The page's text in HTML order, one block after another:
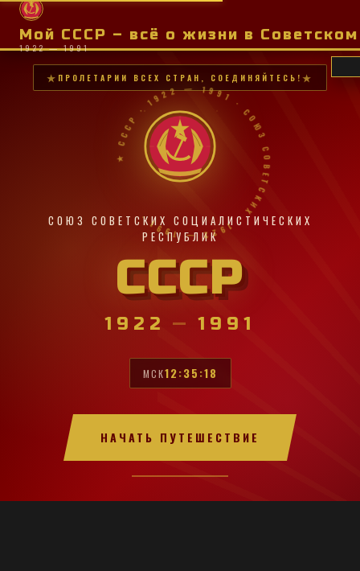
Мой СССР – всё о жизни в
1922 — 1991
ПРОЛЕТАРИИ ВСЕХ СТРАН, СОЕДИНЯЙТЕСЬ!
★ СССР · 1922 — 1991 · СОЮЗ СОВЕТСКИХ · 1922 — 1991 ·
СОЮЗ СОВЕТСКИХ СОЦИАЛИСТИЧЕСКИХ
РЕСПУБЛИК
СССР
1922 — 1991
МСК12:35:19
НАЧАТЬ ПУТЕШЕСТВИЕ